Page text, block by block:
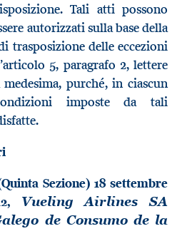
Tali atti possono
autorizzati sulla base della
trasposizione delle eccezioni
5, paragrafo 2, lettere
purché, in ciascun
imposte da tali
Sezione) 18 settembre
Vueling Airlines SA
de Consumo de la